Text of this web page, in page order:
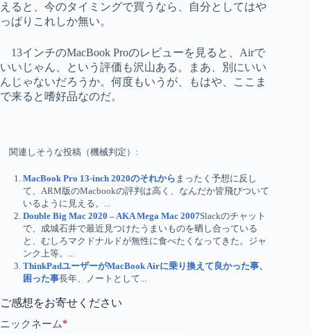
えると、今のタイミングで買うなら、自分としてはや
っぱりこれしか無い。
13インチのMacBook Proのレビューを見ると、Airで
いいじゃん、という評価も沢山ある。まあ、別にいい
んじゃないだろうか。何度もいうが、もはや、ここま
で来ると嗜好品なのだ。
関連しそうな投稿（機械判定）:
MacBook Pro 13-inch 2020のそれから まったく予想に反し
て、ARM版のMacbookの評判は高く、なんだか皆飛びついて
いるように見える。...
Double Big Mac 2020 – AKA Mega Mac 2007Slackのチャット
で、成城石井で最近見つけたうまいものを晒し合っている
と、むしろマクドナルドが無性に食べたくなってきた。ジャ
ンク上等。...
ThinkPadユーザーがMacBook Airに乗り換えて良かった事、
困った事長年、ノートとして...
ご感想をお寄せください
ニックネーム*